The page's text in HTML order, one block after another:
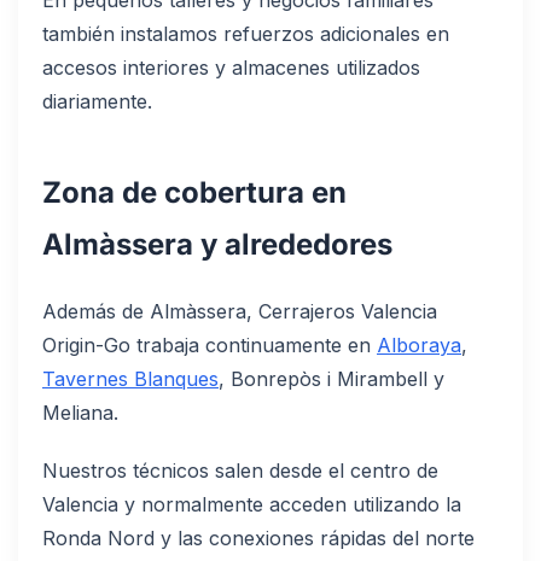
también instalamos refuerzos adicionales en
accesos interiores y almacenes utilizados
diariamente.
Zona de cobertura en
Almàssera y alrededores
Además de Almàssera, Cerrajeros Valencia
Origin-Go trabaja continuamente en Alboraya,
Tavernes Blanques, Bonrepòs i Mirambell y
Meliana.
Nuestros técnicos salen desde el centro de
Valencia y normalmente acceden utilizando la
Ronda Nord y las conexiones rápidas del norte